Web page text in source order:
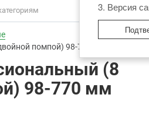
3. Версия
помпой) 98-770 мм TORIN
(8
98-770 мм